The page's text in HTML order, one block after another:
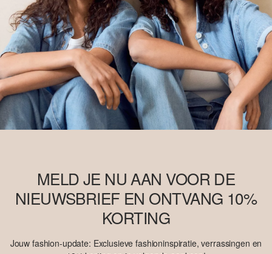
MELD JE NU AAN VOOR DE
NIEUWSBRIEF EN ONTVANG 10%
KORTING
Jouw fashion-update: Exclusieve fashioninspiratie, verrassingen en